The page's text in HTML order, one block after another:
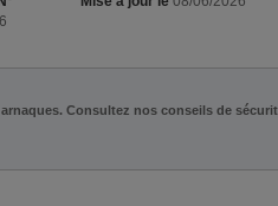
Consultez nos conseils de